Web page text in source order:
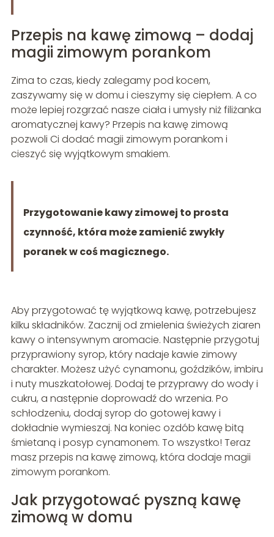
Przepis na kawę zimową – dodaj
magii zimowym porankom
Zima to czas, kiedy zalegamy pod kocem,
zaszywamy się w domu i cieszymy się ciepłem. A co
może lepiej rozgrzać nasze ciała i umysły niż filiżanka
aromatycznej kawy? Przepis na kawę zimową
pozwoli Ci dodać magii zimowym porankom i
cieszyć się wyjątkowym smakiem.
Przygotowanie kawy zimowej to prosta
czynność, która może zamienić zwykły
poranek w coś magicznego.
Aby przygotować tę wyjątkową kawę, potrzebujesz
kilku składników. Zacznij od zmielenia świeżych ziaren
kawy o intensywnym aromacie. Następnie przygotuj
przyprawiony syrop, który nadaje kawie zimowy
charakter. Możesz użyć cynamonu, goździków, imbiru
i nuty muszkatołowej. Dodaj te przyprawy do wody i
cukru, a następnie doprowadź do wrzenia. Po
schłodzeniu, dodaj syrop do gotowej kawy i
dokładnie wymieszaj. Na koniec ozdób kawę bitą
śmietaną i posyp cynamonem. To wszystko! Teraz
masz przepis na kawę zimową, która dodaje magii
zimowym porankom.
Jak przygotować pyszną kawę
zimową w domu